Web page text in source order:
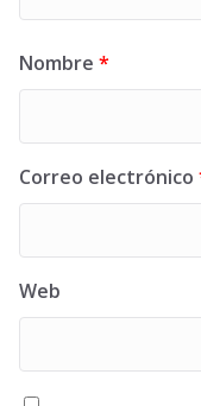
Nombre *
Correo electrónico
Web